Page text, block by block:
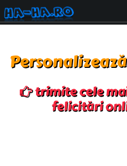
trimite cele
felicitări